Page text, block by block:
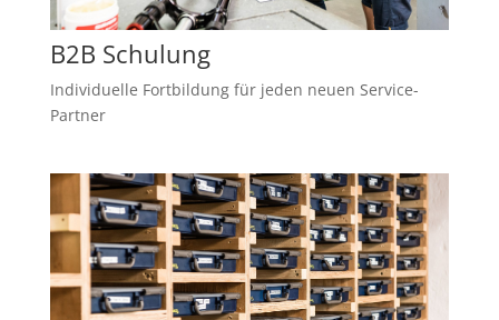
B2B Schulung
Individuelle Fortbildung für jeden neuen Service-
Partner